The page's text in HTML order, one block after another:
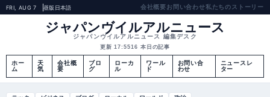
FRI, AUG 7 昼版 日本語 会社概要お問い合わせ私たちのストーリー
ジャパンヴイルアルニュース
ジャパンヴイルアルニュース 編集デスク
更新 17:5516 本日の記事
ホー
ム
天
気
会社概
要
ブロ
グ
ローカ
ル
ワール
ド
お問い合
わせ
ニュースレ
ター